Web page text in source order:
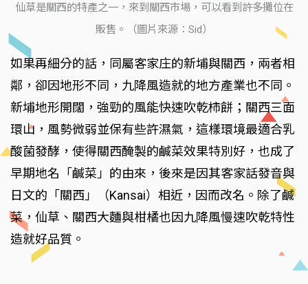
仙草是關西的特產之一，來到關西市場，可以看到許多攤位在
販售。（圖片來源：Sid）
如果再細分的話，同屬客家庄的新埔與關西，兩者相
鄰，卻因地形不同，九降風造就的地方產業也不同。
新埔地形開闊，強勁的風能快速吹乾柿餅；關西三面
環山，風勢微弱並保有些許濕氣，這樣環境最適合乳
酸菌發酵，使得關西醃製的鹹菜效果特別好，也成了
早期地名「鹹菜」的由來，後來是因其客家話發音與
日文的「關西」（Kansai）相近，因而改名。除了鹹
菜，仙草、關西大麵與柑橘也因九降風慢速吹乾特性
造就好品質。